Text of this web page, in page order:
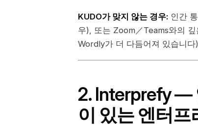
KUDO가 맞지 않는 경우: 인간
우), 또는 Zoom／Teams와의
Wordly가 더 다듬어져 있습니다
2. Interprefy —
이 있는 엔터프